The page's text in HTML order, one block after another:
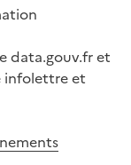
data.gouv.fr et
infolettre et